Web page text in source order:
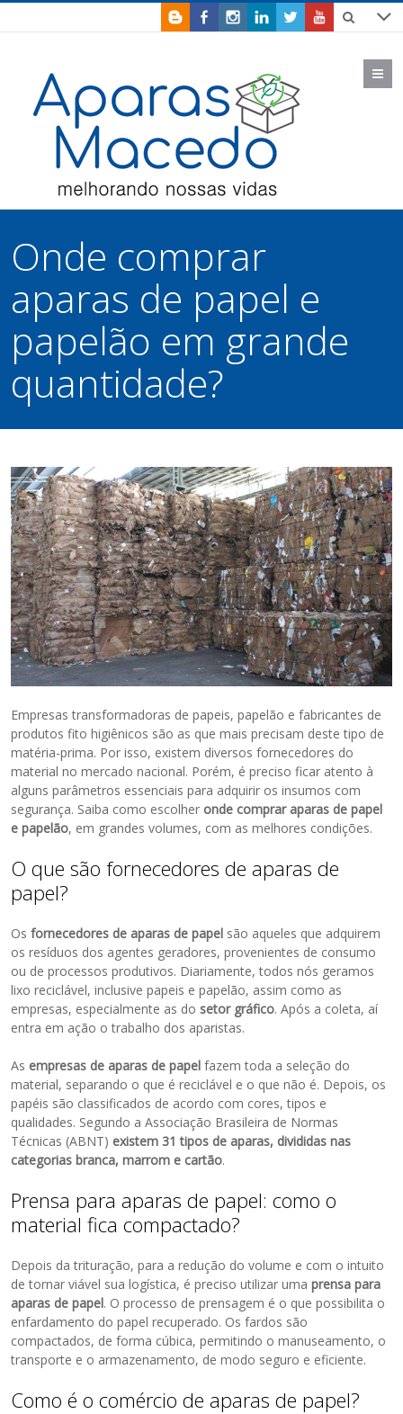
Onde comprar
aparas de papel e
papelão em grande
quantidade?
Empresas transformadoras de papeis, papelão e fabricantes de
produtos fito higiênicos são as que mais precisam deste tipo de
matéria-prima. Por isso, existem diversos fornecedores do
material no mercado nacional. Porém, é preciso ficar atento à
alguns parâmetros essenciais para adquirir os insumos com
segurança. Saiba como escolher onde comprar aparas de papel
e papelão, em grandes volumes, com as melhores condições.
O que são fornecedores de aparas de
papel?
Osfornecedores de aparas de papel são aqueles que adquirem
os resíduos dos agentes geradores, provenientes de consumo
ou de processos produtivos. Diariamente, todos nós geramos
lixo reciclável, inclusive papeis e papelão, assim como as
empresas, especialmente as dosetor gráfico. Após a coleta, aí
entra em ação o trabalho dos aparistas.
As empresas de aparas de papel fazem toda a seleção do
material, separando o que é reciclável e o que não é. Depois, os
papéis são classificados de acordo com cores, tipos e
qualidades. Segundo a Associação Brasileira de Normas
Técnicas (ABNT) existem 31 tipos de aparas, divididas nas
categorias branca, marrom e cartão.
Prensa para aparas de papel: como o
material fica compactado?
Depois da trituração, para a redução do volume e com o intuito
de tornar viável sua logística, é preciso utilizar umaprensa para
aparas de papel. O processo de prensagem é o que possibilita o
enfardamento do papel recuperado. Os fardos são
compactados, de forma cúbica, permitindo o manuseamento, o
transporte e o armazenamento, de modo seguro e eficiente.
Como é o comércio de aparas de papel?